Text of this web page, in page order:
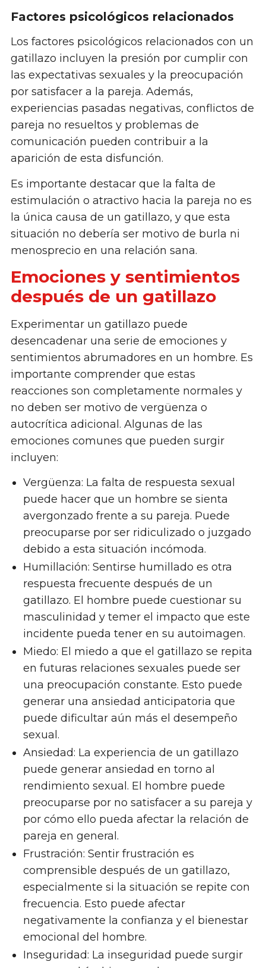
Factores psicológicos relacionados
Los factores psicológicos relacionados con un
gatillazo incluyen la presión por cumplir con
las expectativas sexuales y la preocupación
por satisfacer a la pareja. Además,
experiencias pasadas negativas, conflictos de
pareja no resueltos y problemas de
comunicación pueden contribuir a la
aparición de esta disfunción.
Es importante destacar que la falta de
estimulación o atractivo hacia la pareja no es
la única causa de un gatillazo, y que esta
situación no debería ser motivo de burla ni
menosprecio en una relación sana.
Emociones y sentimientos
después de un gatillazo
Experimentar un gatillazo puede
desencadenar una serie de emociones y
sentimientos abrumadores en un hombre. Es
importante comprender que estas
reacciones son completamente normales y
no deben ser motivo de vergüenza o
autocrítica adicional. Algunas de las
emociones comunes que pueden surgir
incluyen:
Vergüenza: La falta de respuesta sexual
puede hacer que un hombre se sienta
avergonzado frente a su pareja. Puede
preocuparse por ser ridiculizado o juzgado
debido a esta situación incómoda.
Humillación: Sentirse humillado es otra
respuesta frecuente después de un
gatillazo. El hombre puede cuestionar su
masculinidad y temer el impacto que este
incidente pueda tener en su autoimagen.
Miedo: El miedo a que el gatillazo se repita
en futuras relaciones sexuales puede ser
una preocupación constante. Esto puede
generar una ansiedad anticipatoria que
puede dificultar aún más el desempeño
sexual.
Ansiedad: La experiencia de un gatillazo
puede generar ansiedad en torno al
rendimiento sexual. El hombre puede
preocuparse por no satisfacer a su pareja y
por cómo ello pueda afectar la relación de
pareja en general.
Frustración: Sentir frustración es
comprensible después de un gatillazo,
especialmente si la situación se repite con
frecuencia. Esto puede afectar
negativamente la confianza y el bienestar
emocional del hombre.
Inseguridad: La inseguridad puede surgir